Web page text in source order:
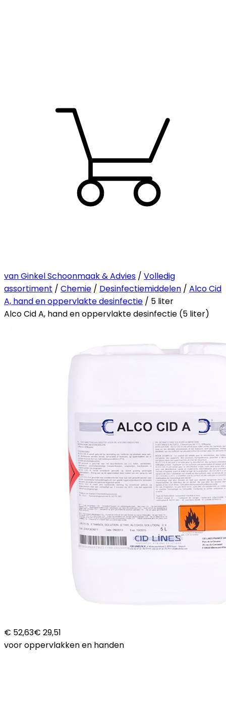
van Ginkel Schoonmaak & Advies / Volledig
assortiment / Chemie / Desinfectiemiddelen / Alco Cid
A, hand en oppervlakte desinfectie / 5 liter
Alco Cid A, hand en oppervlakte desinfectie (5 liter)
€ 52,63€ 29,51
voor oppervlakken en handen